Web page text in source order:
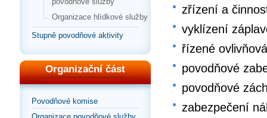
Organizace hlídkové služby
Stupně povodňové aktivity
Organizační část
Povodňové komise
zřízení a
vyklízení
řízené
povodňové
povodňové
zabezpečení